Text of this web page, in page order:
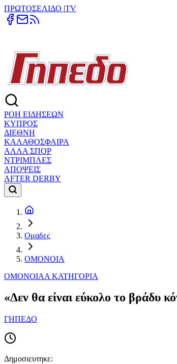
ΠΡΩΤΟΣΕΛΙΔΟ |TV
ΡΟΗ ΕΙΔΗΣΕΩΝ
ΚΥΠΡΟΣ
ΔΙΕΘΝΗ
ΚΑΛΑΘΟΣΦΑΙΡΑ
ΑΛΛΑ ΣΠΟΡ
ΝΤΡΙΜΠΛΕΣ
ΑΠΟΨΕΙΣ
AFTER DERBY
Ομαδες
ΟΜΟΝΟΙΑ
ΟΜΟΝΟΙΑΑ ΚΑΤΗΓΟΡΙΑ
«Δεν θα είναι εύκολο το βράδυ
ΓΗΠΕΔΟ
Δημοσιευτηκε: